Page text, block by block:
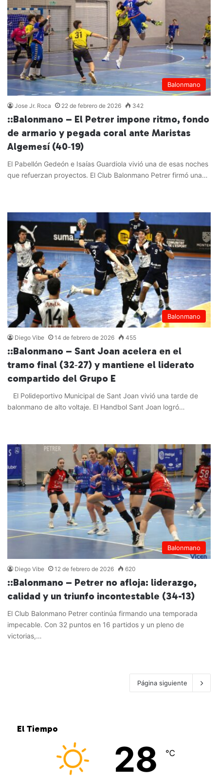
Balonmano
Jose Jr. Roca 22 de febrero de 2026 342
::Balonmano – El Petrer impone ritmo, fondo
de armario y pegada coral ante Maristas
Algemesí (40‑19)
El Pabellón Gedeón e Isaías Guardiola vivió una de esas noches
que refuerzan proyectos. El Club Balonmano Petrer firmó una…
Balonmano
Diego Vibe 14 de febrero de 2026 455
::Balonmano – Sant Joan acelera en el
tramo final (32‑27) y mantiene el liderato
compartido del Grupo E
El Polideportivo Municipal de Sant Joan vivió una tarde de
balonmano de alto voltaje. El Handbol Sant Joan logró…
Balonmano
Diego Vibe 12 de febrero de 2026 620
::Balonmano – Petrer no afloja: liderazgo,
calidad y un triunfo incontestable (34-13)
El Club Balonmano Petrer continúa firmando una temporada
impecable. Con 32 puntos en 16 partidos y un pleno de
victorias,…
Página siguiente
El Tiempo
28 ℃